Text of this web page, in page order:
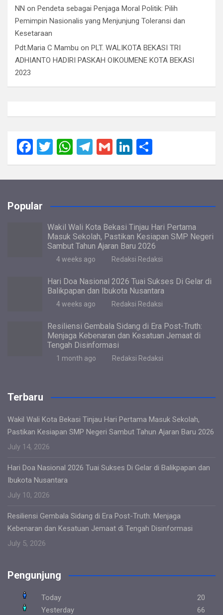
NN on Pendeta sebagai Penjaga Moral Politik: Pilih
Pemimpin Nasionalis yang Menjunjung Toleransi dan
Kesetaraan
Pdt.Maria C Mambu on PLT. WALIKOTA BEKASI TRI
ADHIANTO HADIRI PASKAH OIKOUMENE KOTA BEKASI
2023
F
a
ce
o
T
wi
tt
W
h
at
A
p
p
T
el
e
a
m
G
m
ail
Li
n
ke
n
h
ar
Popular
Wakil Wali Kota Bekasi Tinjau Hari Pertama
Masuk Sekolah, Pastikan Kesiapan SMP Negeri
Sambut Tahun Ajaran Baru 2026
4 weeks ago Redaksi Redaksi
Hari Doa Nasional 2026 Tuai Sukses Di Gelar di
Balikpapan dan Ibukota Nusantara
4 weeks ago Redaksi Redaksi
Resiliensi Gembala Sidang di Era Post-Truth:
Menjaga Kebenaran dan Kesatuan Jemaat di
Tengah Disinformasi
1 month ago Redaksi Redaksi
Terbaru
Wakil Wali Kota Bekasi Tinjau Hari Pertama Masuk Sekolah,
Pastikan Kesiapan SMP Negeri Sambut Tahun Ajaran Baru 2026
July 14, 2026
Hari Doa Nasional 2026 Tuai Sukses Di Gelar di Balikpapan dan
Ibukota Nusantara
July 10, 2026
Resiliensi Gembala Sidang di Era Post-Truth: Menjaga
Kebenaran dan Kesatuan Jemaat di Tengah Disinformasi
July 5, 2026
Pengunjung
Today
20
Yesterday
66